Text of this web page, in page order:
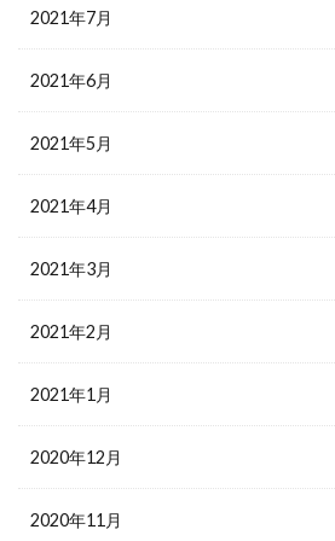
2021年7月
2021年6月
2021年5月
2021年4月
2021年3月
2021年2月
2021年1月
2020年12月
2020年11月